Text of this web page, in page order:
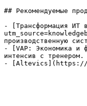
## Рекомендуемые
- [Трансформация
производственную
- [VAP: Экономика и
интенсив с тренером.
- [Altevics](https://